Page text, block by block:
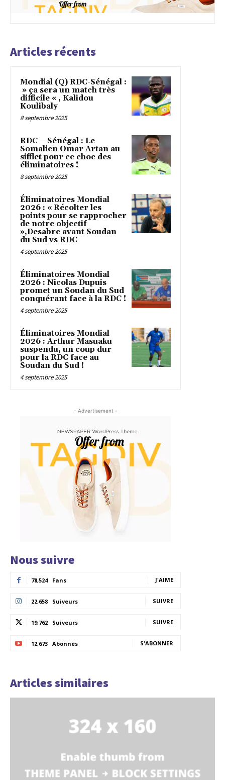
Articles récents
Mondial (Q) RDC-Sénégal :
» ça sera un match très
difficile « , Kalidou
Koulibaly
8 septembre 2025
RDC – Sénégal : Le
Somalien Omar Artan au
sifflet pour ce choc des
éliminatoires !
8 septembre 2025
Éliminatoires Mondial
2026 : « Récolter les
points pour se rapprocher
de notre objectif
»,Desabre avant Soudan
du Sud vs RDC
4 septembre 2025
Éliminatoires Mondial
2026 : Nicolas Dupuis
promet un Soudan du Sud
conquérant face à la RDC !
4 septembre 2025
Éliminatoires Mondial
2026 : Arthur Masuaku
suspendu, un coup dur
pour la RDC face au
Soudan du Sud !
4 septembre 2025
- Advertisement -
Nous suivre
78,524 Fans J'AIME
22,658 Suiveurs SUIVRE
19,762 Suiveurs SUIVRE
12,673 Abonnés S'ABONNER
Articles similaires